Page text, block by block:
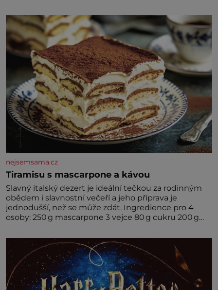
nejsemsama.cz
Tiramisu s mascarpone a kávou
Slavný italský dezert je ideální tečkou za rodinným
obědem i slavnostní večeří a jeho příprava je
jednodušší, než se může zdát. Ingredience pro 4
osoby: 250 g mascarpone 3 vejce 80 g cukru 200 g
amaretta kakao na posypání Postup: Oddělte
žloutky od bílků. Žloutky vyšlehejte s cukrem do
světlé pěny a postupně do nich vmíchejte
mascarpone, aby vznikl hladký